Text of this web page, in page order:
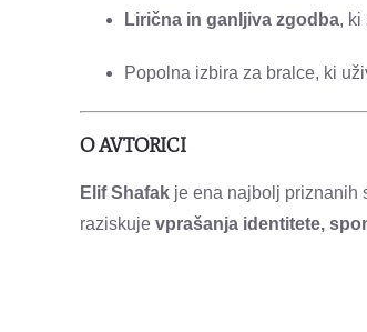
Lirična in ganljiva zgodba, ki
Popolna izbira za bralce, ki
O AVTORICI
Elif Shafakje ena najbolj priznanih
raziskuje vprašanja identitete,